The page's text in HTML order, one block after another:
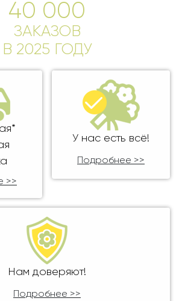
40 000
ЗАКАЗОВ
В 2025 ГОДУ
>>
У нас есть всё!
Подробнее >>
Нам доверяют!
Подробнее >>